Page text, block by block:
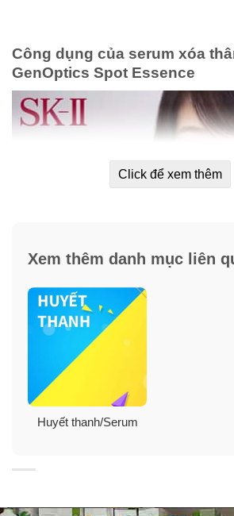
Công dụng của serum xóa
GenOptics Spot Essence
Click để xem thêm
Xem thêm danh mục liên
Huyết thanh/Serum